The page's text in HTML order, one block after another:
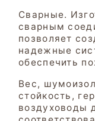
Сварные.
сварным
позволяет
надежные
обеспечить
Вес,
стойкость,
воздуховоды